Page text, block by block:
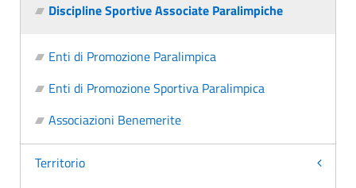
Discipline Sportive Associate Paralimpiche
Enti di Promozione Paralimpica
Enti di Promozione Sportiva Paralimpica
Associazioni Benemerite
Territorio